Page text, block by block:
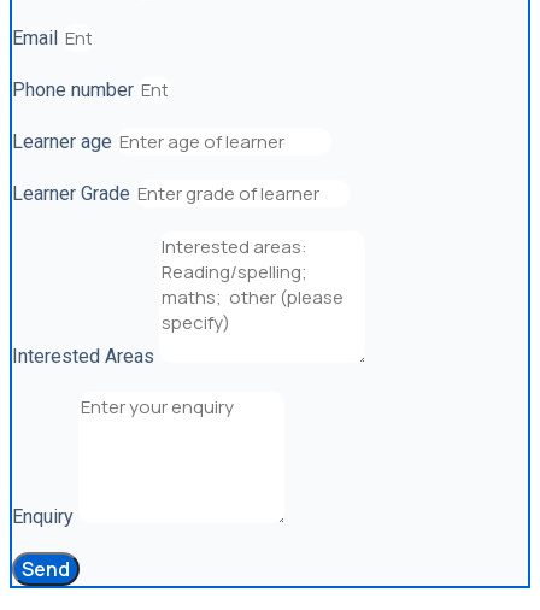
Email
Phone number
Learner age
Learner Grade
Interested Areas
Enquiry
Send